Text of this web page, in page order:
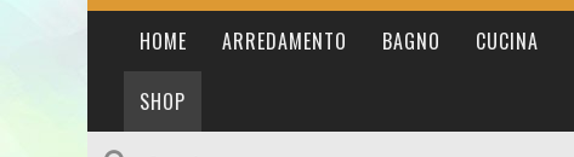
HOME ARREDAMENTO BAGNO CUCINA
SHOP